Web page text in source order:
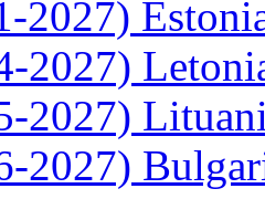
2027)
2027)
2027)
2027)